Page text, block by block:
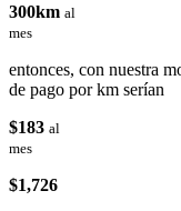
300km al
mes
entonces, con nuestra
de pago por km serían
$183 al
mes
$1,726